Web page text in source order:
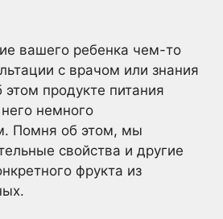
вашего ребенка чем-то
с врачом или знания
этом продукте питания
немного
Помня об этом, мы
свойства и другие
фрукта из